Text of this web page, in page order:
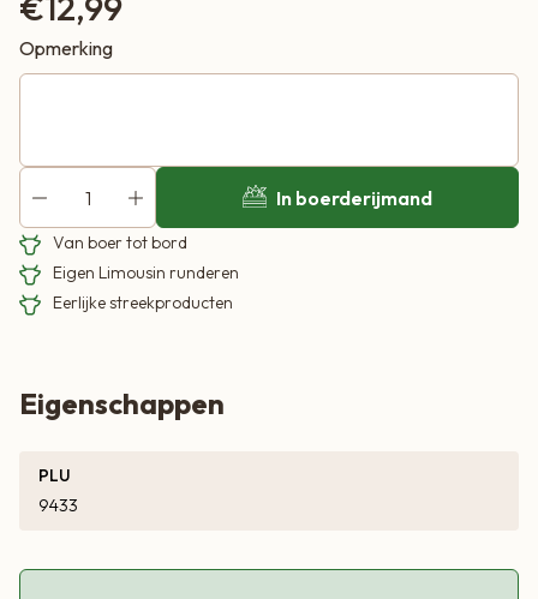
Opmerking
In boerderijmand
Van boer tot bord
Eigen Limousin runderen
Eerlijke streekproducten
Eigenschappen
PLU
9433